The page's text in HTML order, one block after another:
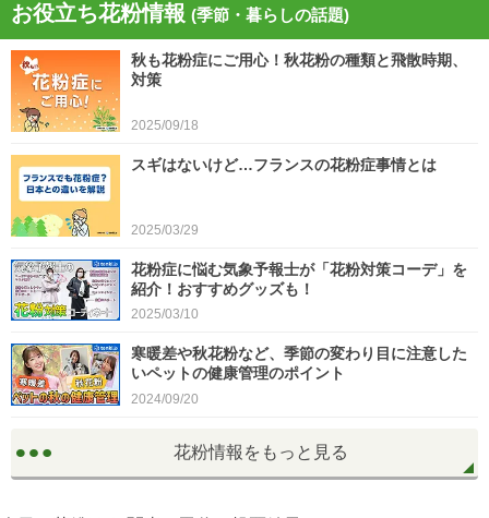
2026/04/21
今日21日は黄砂が広く飛来 花粉とのダブル影響
に注意 症状悪化や洗濯物など対策を
2026/04/21
スギ、ヒノキ花粉シーズン終了へ 東京の飛散量
お役立ち花粉情報 (季節・暮らしの話題)
秋も花粉症にご用心！秋花粉の種類と飛散時期、
対策
2025/09/18
スギはないけど…フランスの花粉症事情とは
2025/03/29
花粉症に悩む気象予報士が「花粉対策コーデ」を
紹介！おすすめグッズも！
2025/03/10
寒暖差や秋花粉など、季節の変わり目に注意した
いペットの健康管理のポイント
2024/09/20
花粉情報をもっと見る